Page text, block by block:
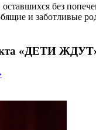
без
и заботливые
«ДЕТИ